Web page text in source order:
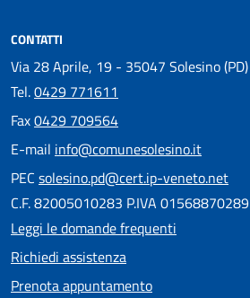
CONTATTI
Via 28 Aprile, 19 - 35047 Solesino (PD)
Tel.0429 771611
Fax0429 709564
E-mail info@comunesolesino.it
PEC solesino.pd@cert.ip-veneto.net
C.F. 82005010283 P.IVA 01568870289
Leggi le domande frequenti
Richiedi assistenza
Prenota appuntamento